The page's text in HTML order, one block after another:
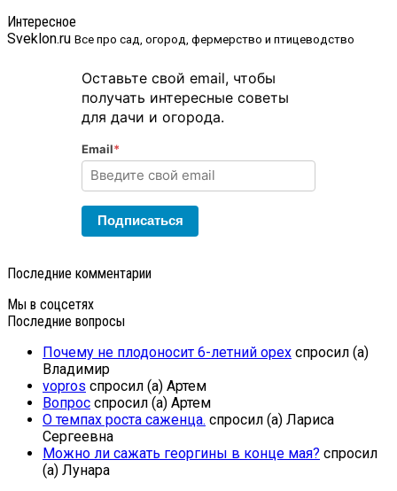
Интересное
Sveklon.ru Все про сад, огород, фермерство и птицеводство
Оставьте свой email, чтобы
получать интересные советы
для дачи и огорода.
Email*
Подписаться
Последние комментарии
Мы в соцсетях
Последние вопросы
Почему не плодоносит 6-летний орех спросил (а)
Владимир
vopros спросил (а) Артем
Вопрос спросил (а) Артем
О темпах роста саженца. спросил (а) Лариса
Сергеевна
Можно ли сажать георгины в конце мая? спросил
(а) Лунара